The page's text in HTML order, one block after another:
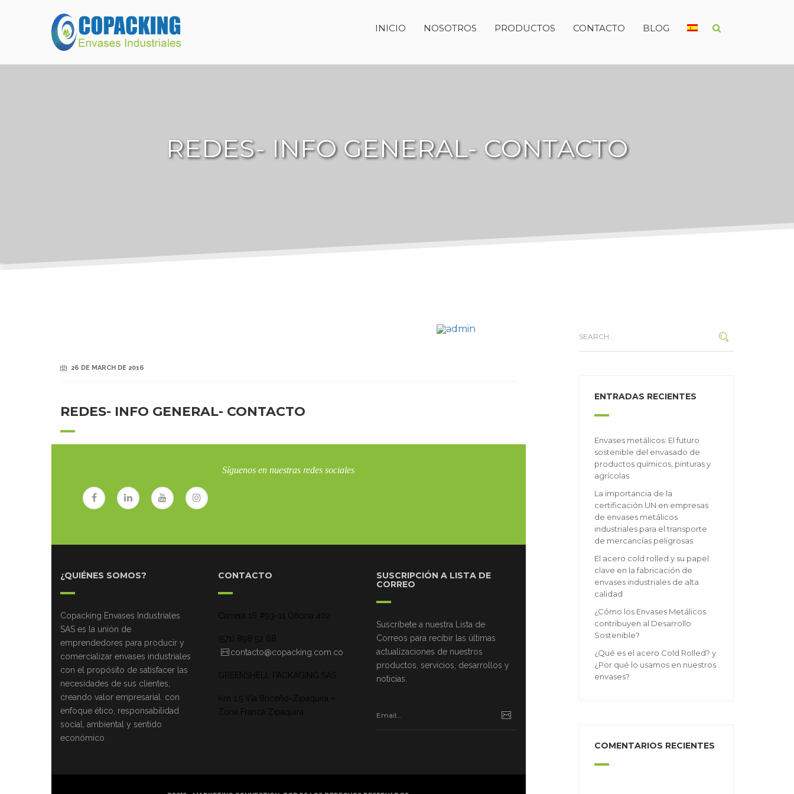
INICIO NOSOTROS PRODUCTOS CONTACTO BLOG
REDES- INFO GENERAL- CONTACTO
26 DE MARCH DE 2016
REDES- INFO GENERAL- CONTACTO
Síguenos en nuestras redes sociales
¿QUIÉNES SOMOS?
Copacking Envases Industriales
SAS es la unión de
emprendedores para producir y
comercializar envases industriales
con el propósito de satisfacer las
necesidades de sus clientes,
creando valor empresarial. con
enfoque ético, responsabilidad
social, ambiental y sentido
económico
CONTACTO
Carrera 16 #93-11 Oficina 402
(571) 898 52 68
contacto@copacking.com.co
GREENSHELL PACKAGING SAS
Km 1.5 Vía Briceño-Zipaquira –
Zona Franca Zipaquira
SUSCRIPCIÓN A LISTA DE
CORREO
Suscríbete a nuestra Lista de
Correos para recibir las últimas
actualizaciones de nuestros
productos, servicios, desarrollos y
noticias.
ENTRADAS RECIENTES
Envases metálicos: El futuro
sostenible del envasado de
productos químicos, pinturas y
agrícolas
La importancia de la
certificación UN en empresas
de envases metálicos
industriales para el transporte
de mercancías peligrosas
El acero cold rolled y su papel
clave en la fabricación de
envases industriales de alta
calidad
¿Cómo los Envases Metálicos
contribuyen al Desarrollo
Sostenible?
¿Qué es el acero Cold Rolled? y
¿Por qué lo usamos en nuestros
envases?
COMENTARIOS RECIENTES